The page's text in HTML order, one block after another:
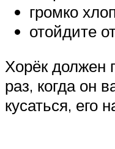
громко
отойдите
Хорёк должен
раз, когда он
кусаться, его